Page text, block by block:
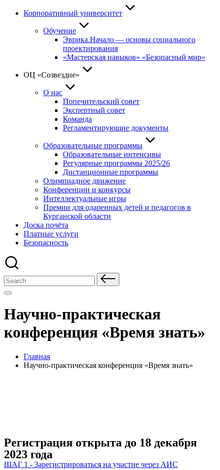
Корпоративный университет
Обучение
Эврика.Начало — основы социального
проектирования
«Мастерская навыков» «Безопасный мир»
ОЦ «Созвездие»
О нас
Попечительский совет
Экспертный совет
Команда
Регламентирующие документы
Образовательные программы
Образовательные интенсивы
Регулярные программы 2025/26
Дистанционные программы
Олимпиадное движение
Конференции и конкурсы
Интеллектуальные игры
Премии для одаренных детей и педагогов в
Курганской области
Доска почёта
Платные услуги
Безопасность
Search
for:
Научно-практическая
конференция «Время знать»
Главная
Научно-практическая конференция «Время знать»
Регистрация открыта до 18 декабря
2023 года
ШАГ 1 - Зарегистрироваться на участие через АИС